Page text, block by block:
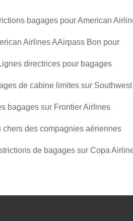
bagages pour American
Airlines AAirpass Bon pour
directrices pour bagages
de cabine limites sur
bagages sur Frontier Airlines
chers des compagnies aériennes
de bagages sur Copa